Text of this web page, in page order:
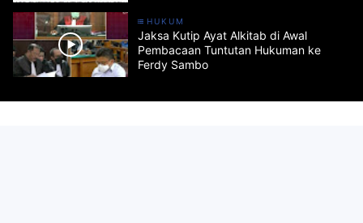
HUKUM
Jaksa Kutip Ayat Alkitab di Awal
Pembacaan Tuntutan Hukuman ke
Ferdy Sambo